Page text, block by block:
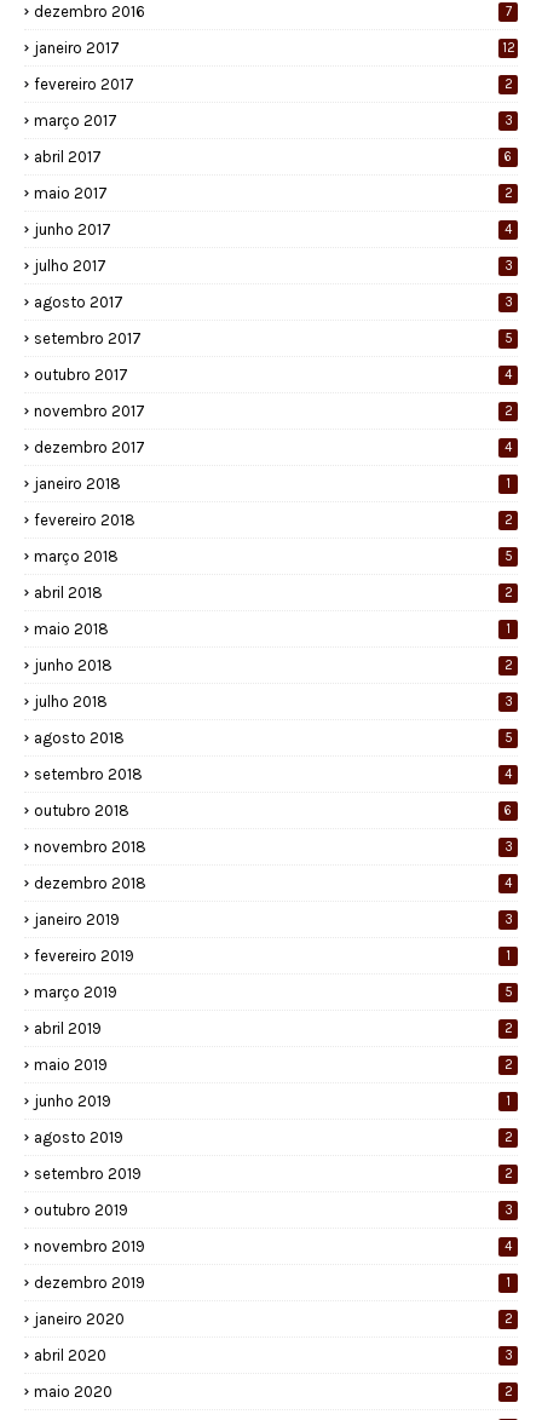
dezembro 2016 7
janeiro 2017 12
fevereiro 2017 2
março 2017 3
abril 2017 6
maio 2017 2
junho 2017 4
julho 2017 3
agosto 2017 3
setembro 2017 5
outubro 2017 4
novembro 2017 2
dezembro 2017 4
janeiro 2018 1
fevereiro 2018 2
março 2018 5
abril 2018 2
maio 2018 1
junho 2018 2
julho 2018 3
agosto 2018 5
setembro 2018 4
outubro 2018 6
novembro 2018 3
dezembro 2018 4
janeiro 2019 3
fevereiro 2019 1
março 2019 5
abril 2019 2
maio 2019 2
junho 2019 1
agosto 2019 2
setembro 2019 2
outubro 2019 3
novembro 2019 4
dezembro 2019 1
janeiro 2020 2
abril 2020 3
maio 2020 2